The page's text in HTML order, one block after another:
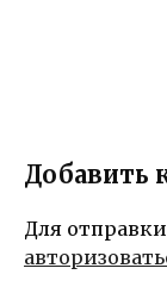
Добавить
Для